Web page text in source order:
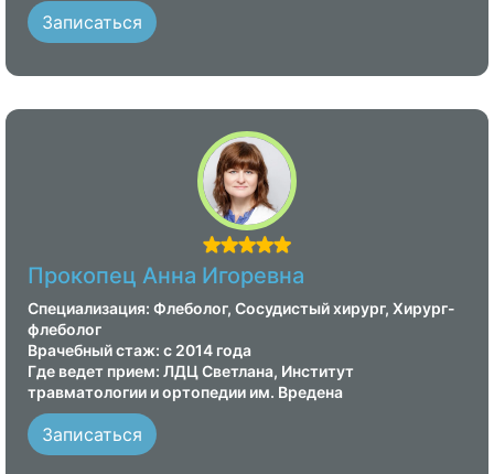
Записаться
Прокопец Анна Игоревна
Специализация: Флеболог, Сосудистый хирург, Хирург-
флеболог
Врачебный стаж: с 2014 года
Где ведет прием: ЛДЦ Светлана, Институт
травматологии и ортопедии им. Вредена
Записаться